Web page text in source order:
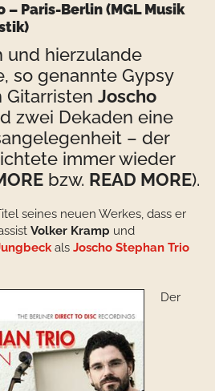
– Paris-Berlin (MGL Musik
und hierzulande
so genannte Gypsy
Gitarristen Joscho
zwei Dekaden eine
– der
immer wieder
bzw. READ MORE).
seines neuen Werkes, dass er
Volker Kramp und
als Joscho Stephan Trio
Der